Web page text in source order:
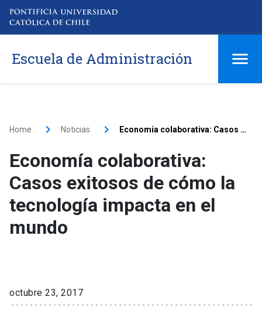
Escuela de Administración
Home Noticias Economía colaborativa: Casos exitosos de cómo la tecnología impacta en el mundo
Economía colaborativa:
Casos exitosos de cómo la
tecnología impacta en el
mundo
octubre 23, 2017